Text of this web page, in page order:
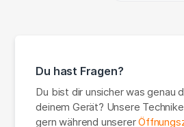
Du hast Fragen?
Du bist dir unsicher was genau
deinem Gerät? Unsere
gern während unserer